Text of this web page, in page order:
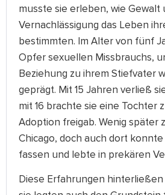
musste sie erleben, wie Gewalt
Vernachlässigung das Leben
bestimmten. Im Alter von fünf
Opfer sexuellen Missbrauchs,
Beziehung zu ihrem Stiefvater
geprägt. Mit 15 Jahren verließ
mit 16 brachte sie eine Tochter
Adoption freigab. Wenig später
Chicago, doch auch dort
fassen und lebte in prekären
Diese Erfahrungen